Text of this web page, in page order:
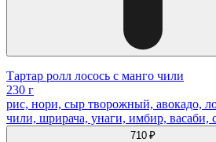
Тартар ролл лосось с манго чили
230 г
рис, нори, сыр творожный, авокадо,
чили, шрирача, унаги, имбир, васаби,
710 ₽